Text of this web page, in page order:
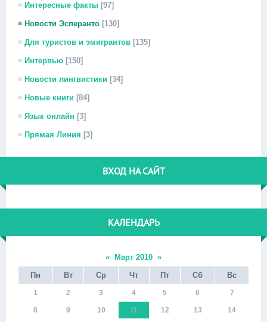
Интересные факты [97]
Новости Эсперанто [130]
Для туристов и эмигрантов [135]
Интервью [150]
Новости лингвистики [34]
Новые книги [84]
Язык онлайн [3]
Прямая Линия [3]
ВХОД НА САЙТ
КАЛЕНДАРЬ
« Март 2010 »
Пн
Вт Ср Чт Пт Сб Вс
1 2 3 4 5 6 7
8 9 10 11 12 13 14